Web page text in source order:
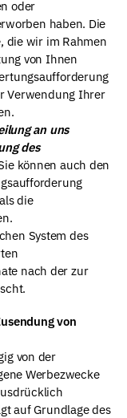
oder
haben. Die
die wir im Rahmen
von Ihnen
Verwendung Ihrer
an uns
des
können auch den
die
System des
nach der zur
von
von der
Werbezwecke
auf Grundlage des